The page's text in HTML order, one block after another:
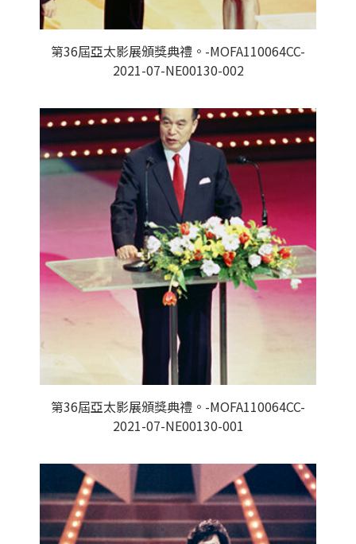
第36屆亞太影展頒獎典禮。-MOFA110064CC-
2021-07-NE00130-002
第36屆亞太影展頒獎典禮。-MOFA110064CC-
2021-07-NE00130-001